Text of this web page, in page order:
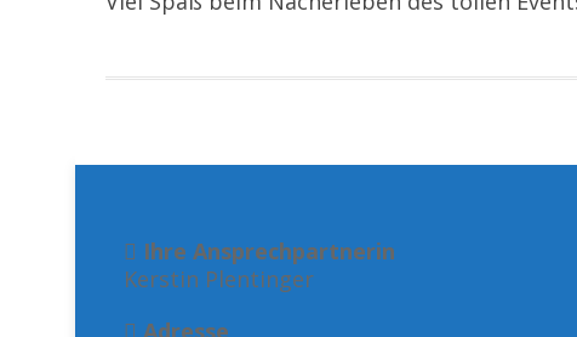
Ihre Ansprechpartnerin
Kerstin Plentinger
Adresse